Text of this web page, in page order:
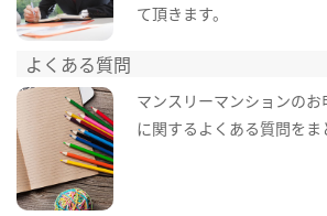
て頂きます。
よくある質問
マンスリーマンションの
に関するよくある質問をま